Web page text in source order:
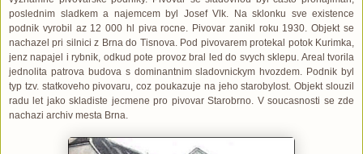
poslednim sladkem a najemcem byl Josef Vlk. Na sklonku sve existence
podnik vyrobil az 12 000 hl piva rocne. Pivovar zanikl roku 1930. Objekt se
nachazel pri silnici z Brna do Tisnova. Pod pivovarem protekal potok Kurimka,
jenz napajel i rybnik, odkud pote provoz bral led do svych sklepu. Areal tvorila
jednolita patrova budova s dominantnim sladovnickym hvozdem. Podnik byl
typ tzv. statkoveho pivovaru, coz poukazuje na jeho starobylost. Objekt slouzil
radu let jako skladiste jecmene pro pivovar Starobrno. V soucasnosti se zde
nachazi archiv mesta Brna.